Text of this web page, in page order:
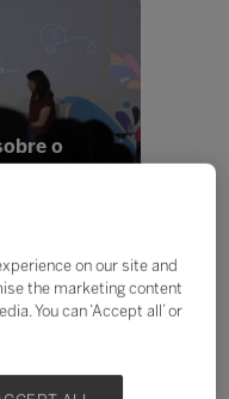
o
on our site and
the marketing content
You can ‘Accept all’ or